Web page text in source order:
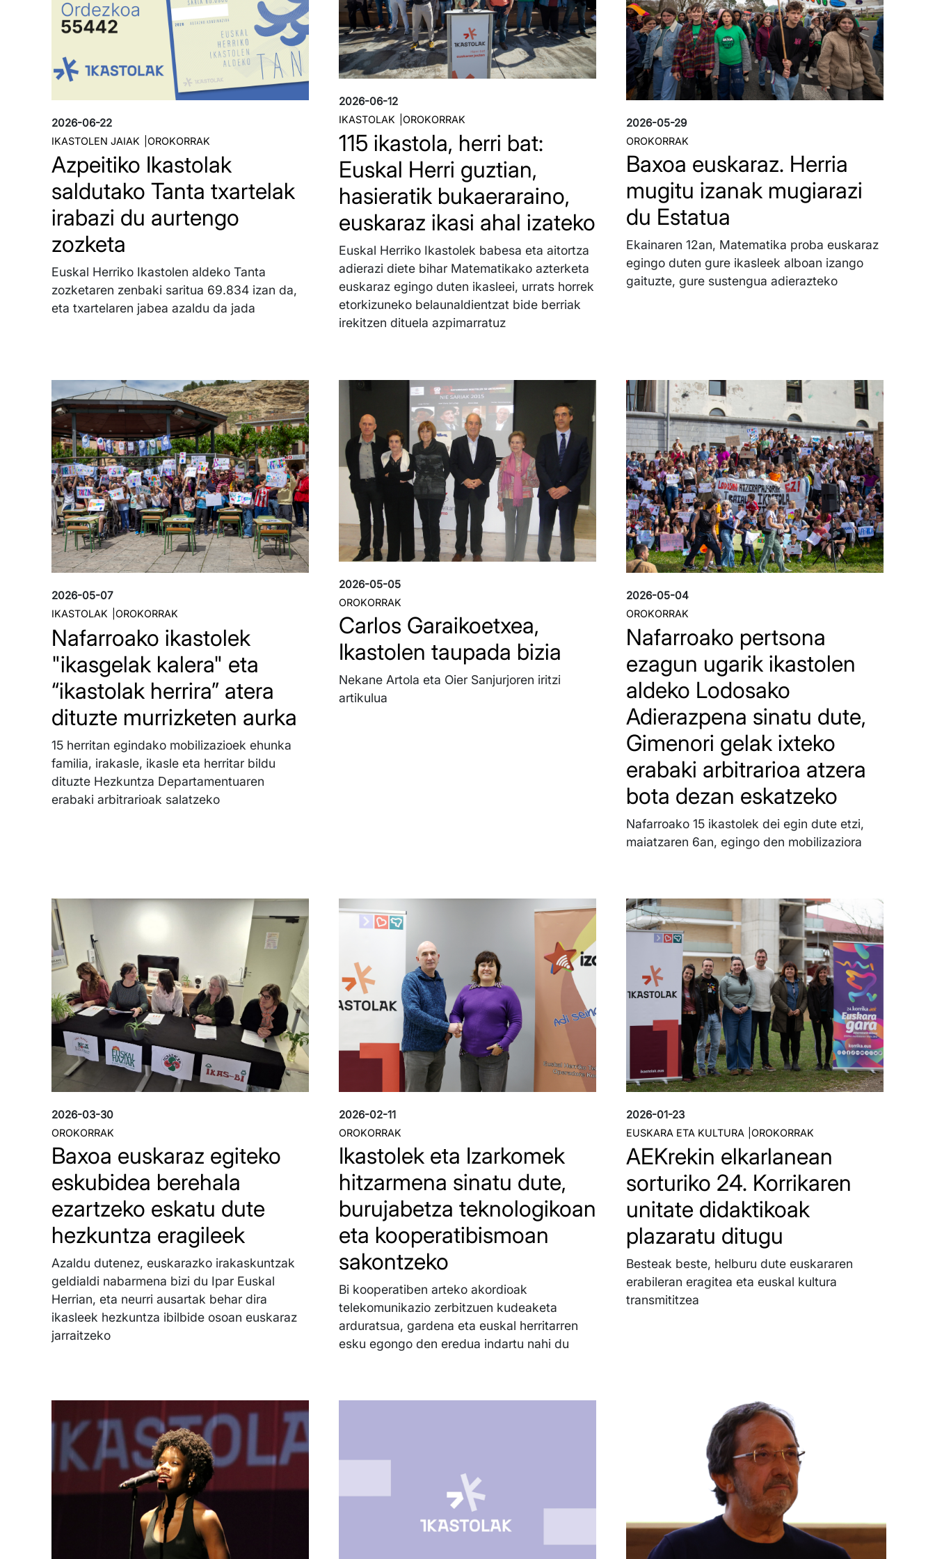
2026-06-22
IKASTOLEN JAIAK OROKORRAK
Azpeitiko Ikastolak
saldutako Tanta txartelak
irabazi du aurtengo
zozketa
Euskal Herriko Ikastolen aldeko Tanta
zozketaren zenbaki saritua 69.834 izan da,
eta txartelaren jabea azaldu da jada
2026-06-12
IKASTOLAK OROKORRAK
115 ikastola, herri bat:
Euskal Herri guztian,
hasieratik bukaeraraino,
euskaraz ikasi ahal izateko
Euskal Herriko Ikastolek babesa eta aitortza
adierazi diete bihar Matematikako azterketa
euskaraz egingo duten ikasleei, urrats horrek
etorkizuneko belaunaldientzat bide berriak
irekitzen dituela azpimarratuz
2026-05-29
OROKORRAK
Baxoa euskaraz. Herria
mugitu izanak mugiarazi
du Estatua
Ekainaren 12an, Matematika proba euskaraz
egingo duten gure ikasleek alboan izango
gaituzte, gure sustengua adierazteko
2026-05-07
IKASTOLAK OROKORRAK
Nafarroako ikastolek
"ikasgelak kalera" eta
“ikastolak herrira” atera
dituzte murrizketen aurka
15 herritan egindako mobilizazioek ehunka
familia, irakasle, ikasle eta herritar bildu
dituzte Hezkuntza Departamentuaren
erabaki arbitrarioak salatzeko
Irudia
2026-05-05
OROKORRAK
Carlos Garaikoetxea,
Ikastolen taupada bizia
Nekane Artola eta Oier Sanjurjoren iritzi
artikulua
Irudia
2026-05-04
OROKORRAK
Nafarroako pertsona
ezagun ugarik ikastolen
aldeko Lodosako
Adierazpena sinatu dute,
Gimenori gelak ixteko
erabaki arbitrarioa atzera
bota dezan eskatzeko
Nafarroako 15 ikastolek dei egin dute etzi,
maiatzaren 6an, egingo den mobilizaziora
Irudia
2026-03-30
OROKORRAK
Baxoa euskaraz egiteko
eskubidea berehala
ezartzeko eskatu dute
hezkuntza eragileek
Azaldu dutenez, euskarazko irakaskuntzak
geldialdi nabarmena bizi du Ipar Euskal
Herrian, eta neurri ausartak behar dira
ikasleek hezkuntza ibilbide osoan euskaraz
jarraitzeko
Irudia
2026-02-11
OROKORRAK
Ikastolek eta Izarkomek
hitzarmena sinatu dute,
burujabetza teknologikoan
eta kooperatibismoan
sakontzeko
Bi kooperatiben arteko akordioak
telekomunikazio zerbitzuen kudeaketa
arduratsua, gardena eta euskal herritarren
esku egongo den eredua indartu nahi du
Irudia
2026-01-23
EUSKARA ETA KULTURA OROKORRAK
AEKrekin elkarlanean
sorturiko 24. Korrikaren
unitate didaktikoak
plazaratu ditugu
Besteak beste, helburu dute euskararen
erabileran eragitea eta euskal kultura
transmititzea